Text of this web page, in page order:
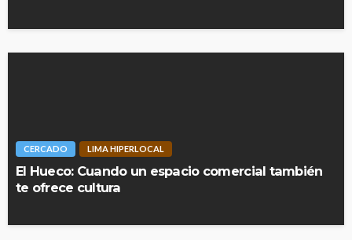
CERCADO LIMA HIPERLOCAL
El Hueco: Cuando un espacio comercial también
te ofrece cultura